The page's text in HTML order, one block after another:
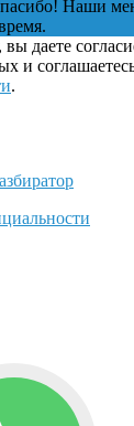
Наши
даете
и
.